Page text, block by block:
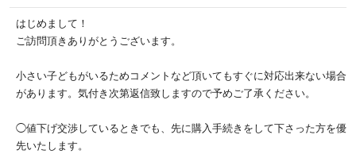
はじめまして！
ご訪問頂きありがとうございます。
小さい子どもがいるためコメントなど頂いてもすぐに対応出来ない場合
があります。気付き次第返信致しますので予めご了承ください。
◯値下げ交渉しているときでも、先に購入手続きをして下さった方を優
先いたします。